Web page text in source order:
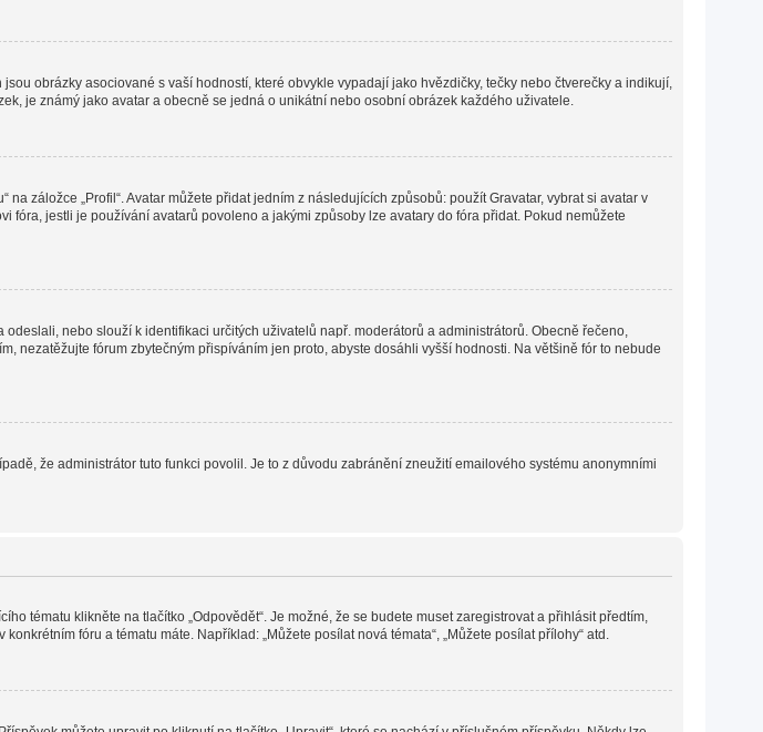
obrázky asociované s vaší hodností, které obvykle vypadají jako hvězdičky, tečky nebo čtverečky a indikují,
je známý jako avatar a obecně se jedná o unikátní nebo osobní obrázek každého uživatele.
záložce „Profil“. Avatar můžete přidat jedním z následujících způsobů: použít Gravatar, vybrat si avatar v
jestli je používání avatarů povoleno a jakými způsoby lze avatary do fóra přidat. Pokud nemůžete
nebo slouží k identifikaci určitých uživatelů např. moderátorů a administrátorů. Obecně řečeno,
nezatěžujte fórum zbytečným přispíváním jen proto, abyste dosáhli vyšší hodnosti. Na většině fór to nebude
že administrátor tuto funkci povolil. Je to z důvodu zabránění zneužití emailového systému anonymními
tématu klikněte na tlačítko „Odpovědět“. Je možné, že se budete muset zaregistrovat a přihlásit předtím,
fóru a tématu máte. Například: „Můžete posílat nová témata“, „Můžete posílat přílohy“ atd.